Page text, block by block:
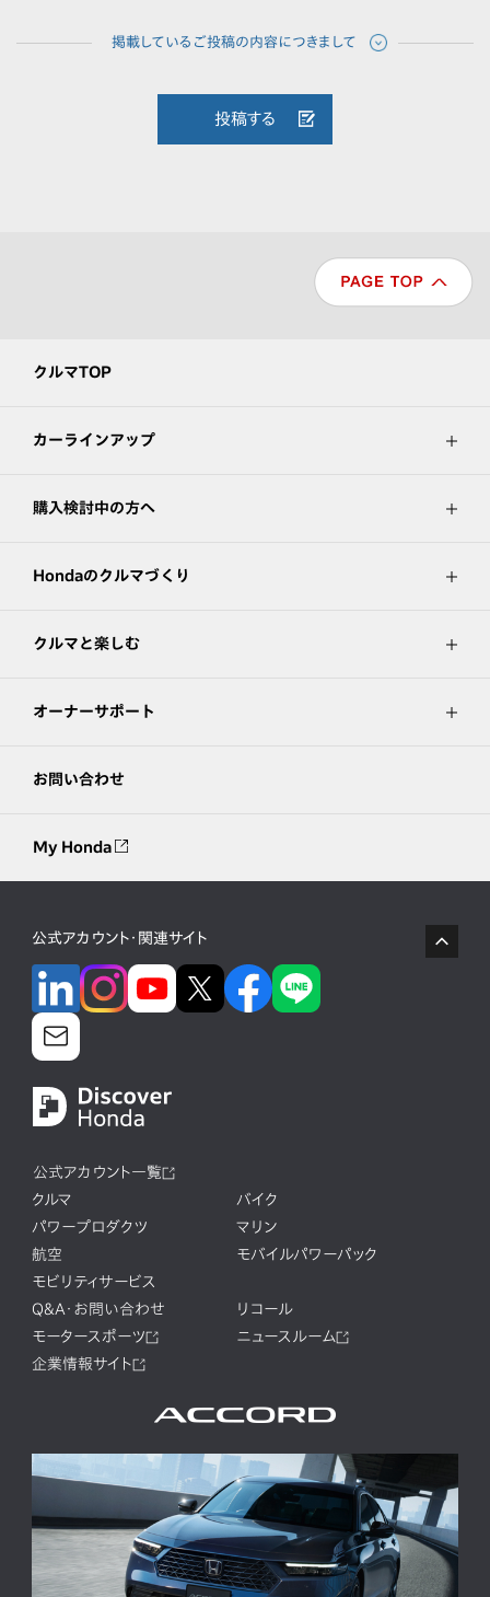
投稿する
クルマTOP
カーラインアップ
購入検討中の方へ
Hondaのクルマづくり
クルマと楽しむ
オーナーサポート
お問い合わせ
My Honda
公式アカウント・関連サイト
公式アカウント一覧
クルマ
バイク
パワープロダクツ
マリン
航空
モバイルパワーパック
モビリティサービス
Q&A・お問い合わせ
リコール
モータースポーツ
ニュースルーム
企業情報サイト